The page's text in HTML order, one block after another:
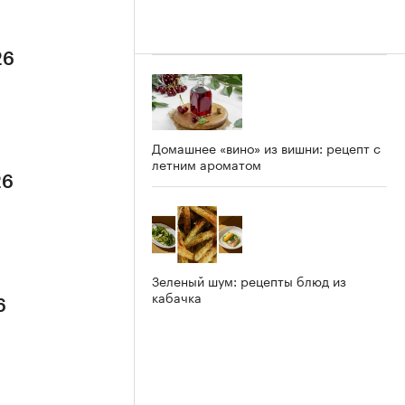
Домашнее «вино» из вишни: рецепт с
летним ароматом
Зеленый шум: рецепты блюд из
кабачка